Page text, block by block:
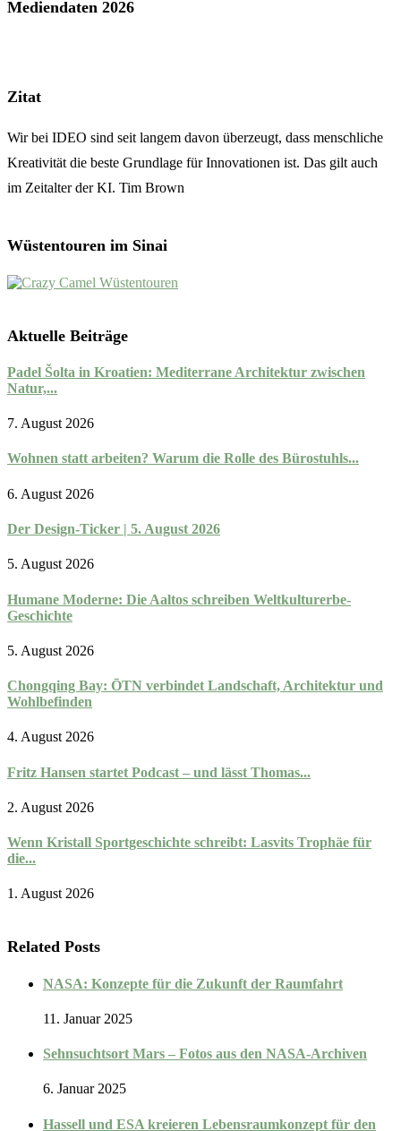
Mediendaten 2026
Zitat
Wir bei IDEO sind seit langem davon überzeugt, dass menschliche
Kreativität die beste Grundlage für Innovationen ist. Das gilt auch
im Zeitalter der KI. Tim Brown
Wüstentouren im Sinai
Aktuelle Beiträge
Padel Šolta in Kroatien: Mediterrane Architektur zwischen
Natur,...
7. August 2026
Wohnen statt arbeiten? Warum die Rolle des Bürostuhls...
6. August 2026
Der Design-Ticker | 5. August 2026
5. August 2026
Humane Moderne: Die Aaltos schreiben Weltkulturerbe-
Geschichte
5. August 2026
Chongqing Bay: ŌTN verbindet Landschaft, Architektur und
Wohlbefinden
4. August 2026
Fritz Hansen startet Podcast – und lässt Thomas...
2. August 2026
Wenn Kristall Sportgeschichte schreibt: Lasvits Trophäe für
die...
1. August 2026
Related Posts
NASA: Konzepte für die Zukunft der Raumfahrt
11. Januar 2025
Sehnsuchtsort Mars – Fotos aus den NASA-Archiven
6. Januar 2025
Hassell und ESA kreieren Lebensraumkonzept für den